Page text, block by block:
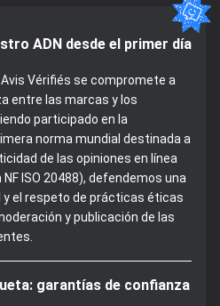
ADN desde el primer día
Vérifiés se compromete a
entre las marcas y los
participado en la
norma mundial destinada a
de las opiniones en línea
ISO 20488), defendemos una
el respeto de prácticas éticas
y publicación de las
garantías de confianza